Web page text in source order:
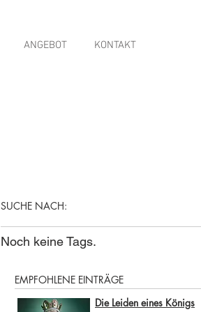
ANGEBOT KONTAKT
SUCHE NACH:
Noch keine Tags.
EMPFOHLENE EINTRÄGE
Die Leiden eines Königs